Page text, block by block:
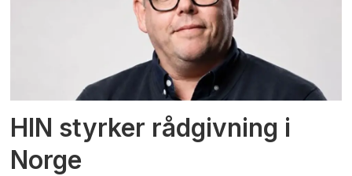
HIN styrker rådgivning i
Norge